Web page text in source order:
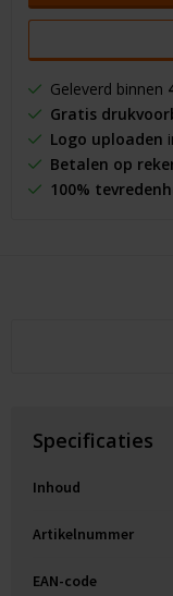
Geleverd binnen
Gratis
Logo uploaden
Betalen op
100%
Specificaties
Inhoud
Artikelnummer
EAN-code